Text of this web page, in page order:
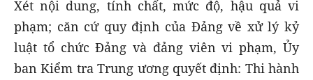
Xét nội dung, tính chất, mức độ, hậu quả vi
phạm; căn cứ quy định của Đảng về xử lý kỷ
luật tổ chức Đảng và đảng viên vi phạm, Ủy
ban Kiểm tra Trung ương quyết định: Thi hành